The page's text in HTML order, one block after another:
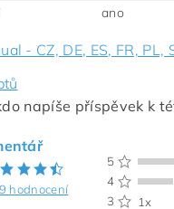
ano
- CZ, DE, ES, FR, PL,
napíše příspěvek k
hodnocení
5
4
3
1x